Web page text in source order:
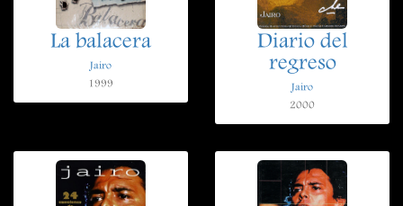
La balacera
Jairo
1999
Diario del
regreso
Jairo
2000